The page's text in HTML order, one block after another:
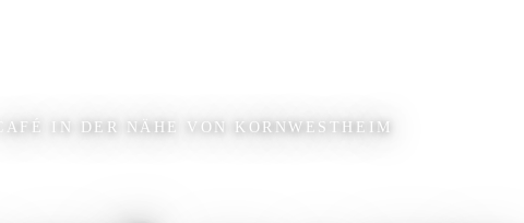
CAFÉ IN DER NÄHE VON KORNWESTHEIM